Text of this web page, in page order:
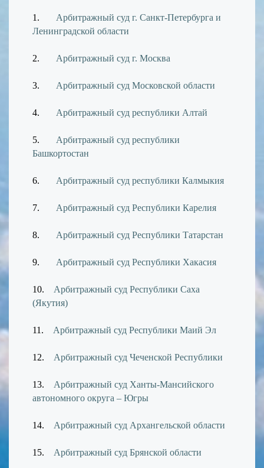
1.
Арбитражный суд г. Санкт-Петербурга и
Ленинградской области
2. Арбитражный суд г. Москва
3. Арбитражный суд Московской области
4. Арбитражный суд республики Алтай
5.
Арбитражный суд республики
Башкортостан
6. Арбитражный суд республики Калмыкия
7. Арбитражный суд Республики Карелия
8. Арбитражный суд Республики Татарстан
9. Арбитражный суд Республики Хакасия
10.
Арбитражный суд Республики Саха
(Якутия)
11. Арбитражный суд Республики Маий Эл
12. Арбитражный суд Чеченской Республики
13.
Арбитражный суд Ханты-Мансийского
автономного округа – Югры
14. Арбитражный суд Архангельской области
15. Арбитражный суд Брянской области